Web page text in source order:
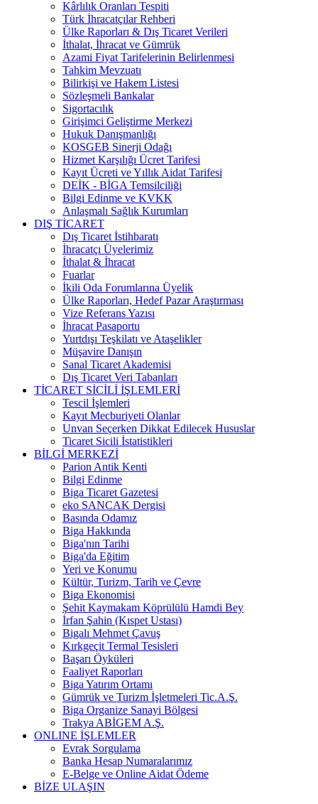
Kârlılık Oranları Tespiti
Türk İhracatçılar Rehberi
Ülke Raporları & Dış Ticaret Verileri
İthalat, İhracat ve Gümrük
Azami Fiyat Tarifelerinin Belirlenmesi
Tahkim Mevzuatı
Bilirkişi ve Hakem Listesi
Sözleşmeli Bankalar
Sigortacılık
Girişimci Geliştirme Merkezi
Hukuk Danışmanlığı
KOSGEB Sinerji Odağı
Hizmet Karşılığı Ücret Tarifesi
Kayıt Ücreti ve Yıllık Aidat Tarifesi
DEİK - BİGA Temsilciliği
Bilgi Edinme ve KVKK
Anlaşmalı Sağlık Kurumları
DIŞ TİCARET
Dış Ticaret İstihbaratı
İhracatçı Üyelerimiz
İthalat & İhracat
Fuarlar
İkili Oda Forumlarına Üyelik
Ülke Raporları, Hedef Pazar Araştırması
Vize Referans Yazısı
İhracat Pasaportu
Yurtdışı Teşkilatı ve Ataşelikler
Müşavire Danışın
Sanal Ticaret Akademisi
Dış Ticaret Veri Tabanları
TİCARET SİCİLİ İŞLEMLERİ
Tescil İşlemleri
Kayıt Mecburiyeti Olanlar
Unvan Seçerken Dikkat Edilecek Hususlar
Ticaret Sicili İstatistikleri
BİLGİ MERKEZİ
Parion Antik Kenti
Bilgi Edinme
Biga Ticaret Gazetesi
eko SANCAK Dergisi
Basında Odamız
Biga Hakkında
Biga'nın Tarihi
Biga'da Eğitim
Yeri ve Konumu
Kültür, Turizm, Tarih ve Çevre
Biga Ekonomisi
Şehit Kaymakam Köprülülü Hamdi Bey
İrfan Şahin (Kıspet Ustası)
Bigalı Mehmet Çavuş
Kırkgeçit Termal Tesisleri
Başarı Öyküleri
Faaliyet Raporları
Biga Yatırım Ortamı
Gümrük ve Turizm İşletmeleri Tic.A.Ş.
Biga Organize Sanayi Bölgesi
Trakya ABİGEM A.Ş.
ONLINE İŞLEMLER
Evrak Sorgulama
Banka Hesap Numaralarımız
E-Belge ve Online Aidat Ödeme
BİZE ULAŞIN